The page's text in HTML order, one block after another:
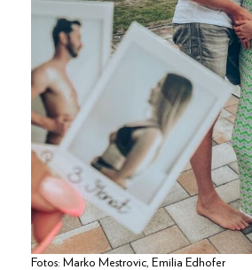
Fotos: Marko Mestrovic, Emilia Edhofer